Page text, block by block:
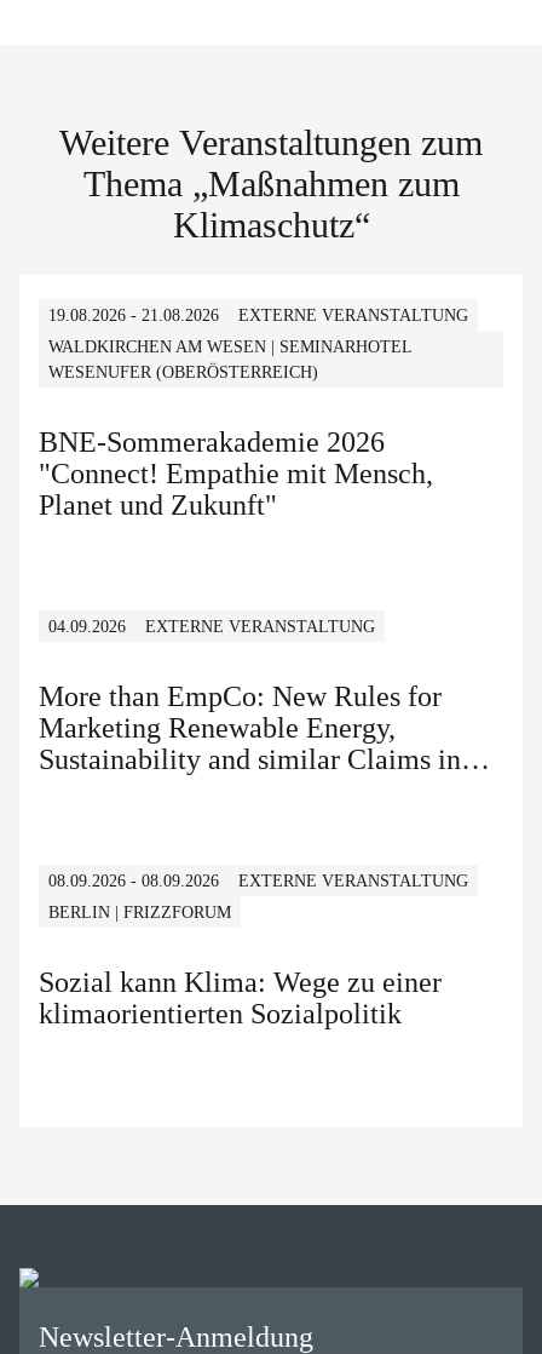
Weitere Veranstaltungen zum
Thema „Maßnahmen zum
Klimaschutz“
19.08.2026 - 21.08.2026
EXTERNE VERANSTALTUNG
WALDKIRCHEN AM WESEN | SEMINARHOTEL
WESENUFER (OBERÖSTERREICH)
BNE-Sommerakademie 2026
"Connect! Empathie mit Mensch,
Planet und Zukunft"
04.09.2026 EXTERNE VERANSTALTUNG
More than EmpCo: New Rules for
Marketing Renewable Energy,
Sustainability and similar Claims in
08.09.2026 - 08.09.2026
EXTERNE VERANSTALTUNG
BERLIN | FRIZZFORUM
Sozial kann Klima: Wege zu einer
klimaorientierten Sozialpolitik
Newsletter-Anmeldung